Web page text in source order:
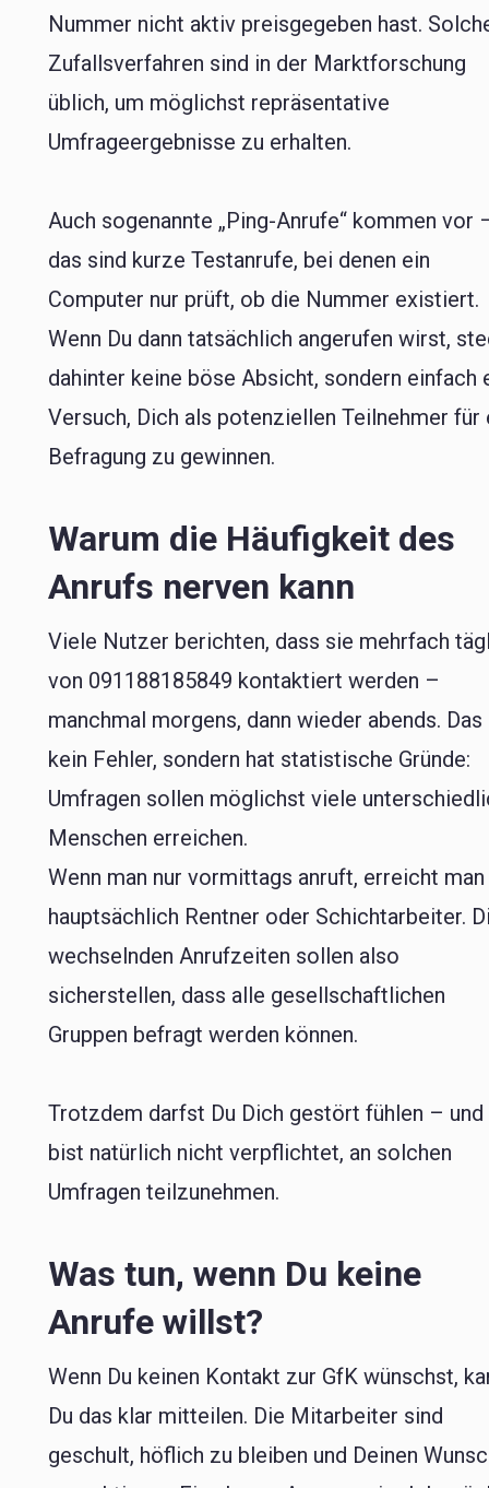
Nummer nicht aktiv preisgegeben hast.
Zufallsverfahren sind in der Marktforschung
üblich, um möglichst repräsentative
Umfrageergebnisse zu erhalten.
Auch sogenannte „Ping-Anrufe“ kommen vor
das sind kurze Testanrufe, bei denen ein
Computer nur prüft, ob die Nummer existiert.
Wenn Du dann tatsächlich angerufen wirst,
dahinter keine böse Absicht, sondern einfach
Versuch, Dich als potenziellen Teilnehmer für
Befragung zu gewinnen.
Warum die Häufigkeit des
Anrufs nerven kann
Viele Nutzer berichten, dass sie mehrfach
von 091188185849 kontaktiert werden –
manchmal morgens, dann wieder abends.
kein Fehler, sondern hat statistische Gründe:
Umfragen sollen möglichst viele
Menschen erreichen.
Wenn man nur vormittags anruft, erreicht man
hauptsächlich Rentner oder Schichtarbeiter.
wechselnden Anrufzeiten sollen also
sicherstellen, dass alle gesellschaftlichen
Gruppen befragt werden können.
Trotzdem darfst Du Dich gestört fühlen – und
bist natürlich nicht verpflichtet, an solchen
Umfragen teilzunehmen.
Was tun, wenn Du keine
Anrufe willst?
Wenn Du keinen Kontakt zur GfK wünschst,
Du das klar mitteilen. Die Mitarbeiter sind
geschult, höflich zu bleiben und Deinen